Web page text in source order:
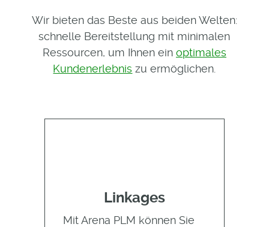
Wir bieten das Beste aus beiden Welten:
schnelle Bereitstellung mit minimalen
Ressourcen, um Ihnen ein optimales
Kundenerlebnis zu ermöglichen.
Linkages
Mit Arena PLM können Sie